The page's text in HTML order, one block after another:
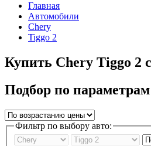
Главная
Автомобили
Chery
Tiggo 2
Купить Chery Tiggo 2
Подбор по параметрам
Фильтр по выбору авто: